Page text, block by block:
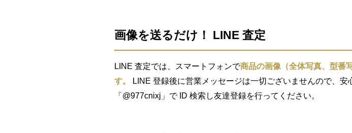
画像を送るだけ！ LINE 査定
LINE 査定では、スマートフォンで商品の画像（全体写真、型番
す。
LINE 登録後に営業メッセージは一切ございませんので、
「@977cnixj」で ID 検索し友達登録を行ってください。